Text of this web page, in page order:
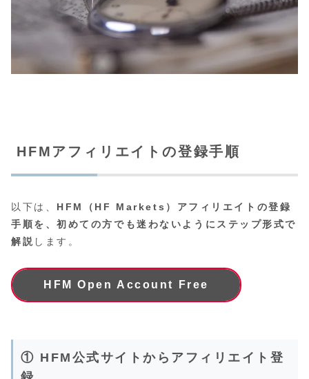
HFMアフィリエイトの登録手順
以下は、 HFM（HF Markets）アフィリエイトの登録
手順を、初めての方でも迷わないようにステップ形式で
解説 します。
HFM Open Account Free
① HFM公式サイトからアフィリエイト登